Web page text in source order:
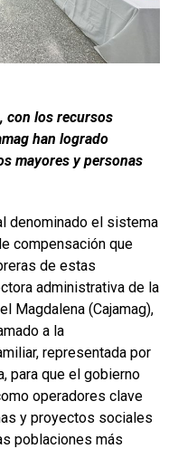
con los recursos
han logrado
mayores y personas
denominado el sistema
compensación que
de estas
administrativa de la
Magdalena (Cajamag),
a la
representada por
para que el gobierno
operadores clave
y proyectos sociales
poblaciones más